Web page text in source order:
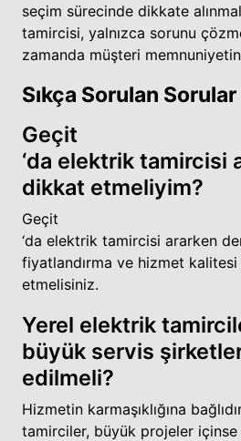
seçim sürecinde dikkate
tamircisi, yalnızca sorunu
zamanda müşteri
Sıkça Sorulan Sorular
Geçit
‘da elektrik tamircisi
dikkat etmeliyim?
Geçit
‘da elektrik tamircisi ararken
fiyatlandırma ve hizmet
etmelisiniz.
Yerel elektrik
büyük servis
edilmeli?
Hizmetin karmaşıklığına
tamirciler, büyük projeler